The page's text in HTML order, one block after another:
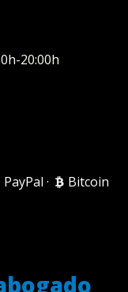
20:00h
PayPal ·
Bitcoin